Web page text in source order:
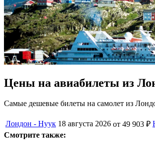
Цены на авиабилеты из
Самые дешевые билеты на самолет из
Лондон - Нуук 18 августа 2026 от 49 903 ₽
Смотрите также: